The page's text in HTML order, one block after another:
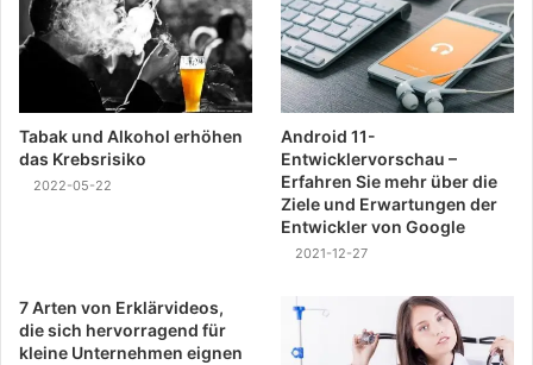
Tabak und Alkohol erhöhen
das Krebsrisiko
2022-05-22
Android 11-
Entwicklervorschau –
Erfahren Sie mehr über die
Ziele und Erwartungen der
Entwickler von Google
2021-12-27
7 Arten von Erklärvideos,
die sich hervorragend für
kleine Unternehmen eignen